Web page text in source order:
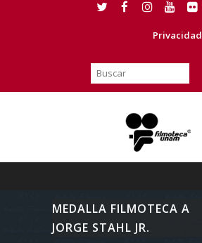
Privacidad
MEDALLA FILMOTECA A
JORGE STAHL JR.